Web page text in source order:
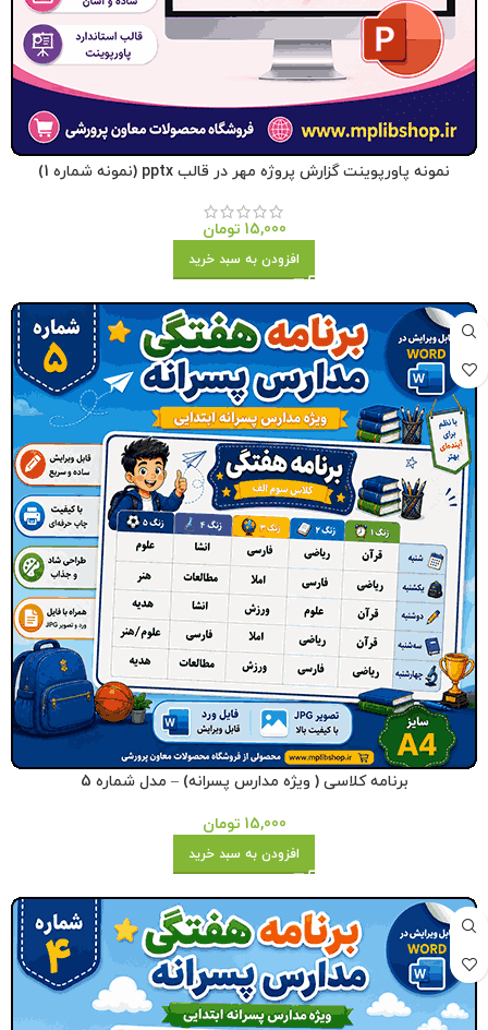
نمونه پاورپوینت گزارش پروژه مهر در قالب pptx (نمونه شماره 1)
15,000 تومان
افزودن به سبد خرید
برنامه کلاسی ( ویژه مدارس پسرانه) – مدل شماره 5
15,000 تومان
افزودن به سبد خرید